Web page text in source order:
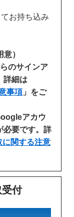
お持ち込み
）
のサインア
詳細は
事項 」をご
アカウ
必要です。詳
関する注意
付